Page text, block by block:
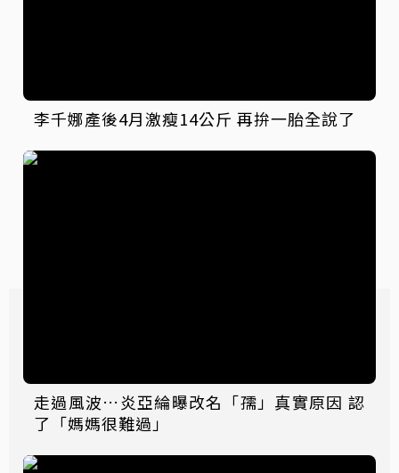
李千娜產後4月激瘦14公斤 再拚一胎全說了
走過風波…炎亞綸曝改名「孺」真實原因 認
了「媽媽很難過」